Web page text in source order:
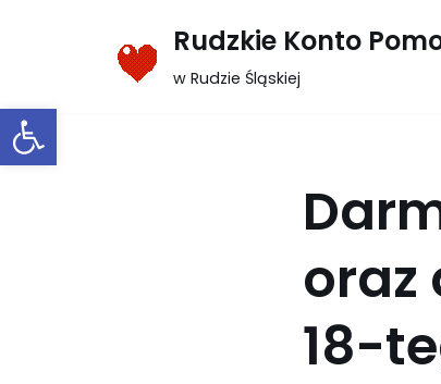
Otwórz pasek narzędzi
treści
Rudzkie Konto
w Rudzie Śląskiej
oraz
18-